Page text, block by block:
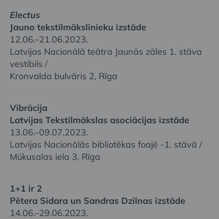
Electus
Jauno tekstilmākslinieku izstāde
12.06.–21.06.2023.
Latvijas Nacionālā teātra Jaunās zāles 1. stāva
vestibils /
Kronvalda bulvāris 2, Rīga
Vibrācija
Latvijas Tekstilmākslas asociācijas izstāde
13.06.–09.07.2023.
Latvijas Nacionālās bibliotēkas foajē -1. stāvā /
Mūkusalas iela 3, Rīga
1+1 ir 2
Pētera Sidara un Sandras Dzilnas izstāde
14.06.–29.06.2023.